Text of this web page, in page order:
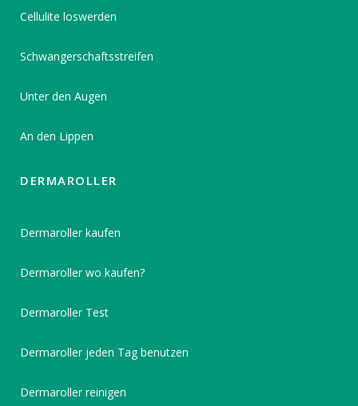
Cellulite loswerden
Schwangerschaftsstreifen
Unter den Augen
An den Lippen
DERMAROLLER
Dermaroller kaufen
Dermaroller wo kaufen?
Dermaroller Test
Dermaroller jeden Tag benutzen
Dermaroller reinigen